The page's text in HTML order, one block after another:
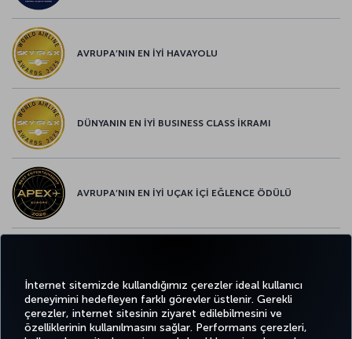
İnternet sitemizde kullandığımız çerezler ideal kullanıcı
deneyimini hedefleyen farklı görevler üstlenir. Gerekli
çerezler, internet sitesinin ziyaret edilebilmesini ve
özelliklerinin kullanılmasını sağlar. Performans çerezleri,
AVRUPA’NIN EN İYİ HAVAYOLU
DÜNYANIN EN İYİ BUSINESS CLASS İKRAMI
AVRUPA’NIN EN İYİ UÇAK İÇİ EĞLENCE ÖDÜLÜ